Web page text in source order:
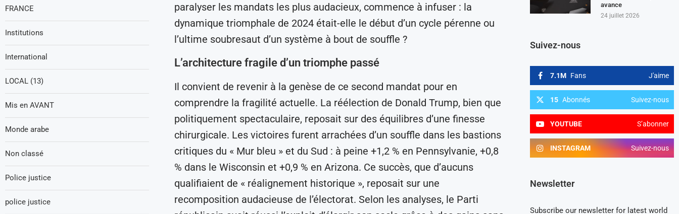
paralyser les mandats les plus audacieux, commence à infuser : la
dynamique triomphale de 2024 était-elle le début d’un cycle pérenne ou
l’ultime soubresaut d’un système à bout de souffle ?
L’architecture fragile d’un triomphe passé
Il convient de revenir à la genèse de ce second mandat pour en
comprendre la fragilité actuelle. La réélection de Donald Trump, bien que
politiquement spectaculaire, reposait sur des équilibres d’une finesse
chirurgicale. Les victoires furent arrachées d’un souffle dans les bastions
critiques du « Mur bleu » et du Sud : à peine +1,2 % en Pennsylvanie, +0,8
% dans le Wisconsin et +0,9 % en Arizona. Ce succès, que d’aucuns
qualifiaient de « réalignement historique », reposait sur une
recomposition audacieuse de l’électorat. Selon les analyses, le Parti
avance
24 juillet 2026
Suivez-nous
7.1M Fans J'aime
15 Abonnés Suivez-nous
YOUTUBE S’abonner
INSTAGRAM Suivez-nous
Newsletter
Subscribe our newsletter for latest world
FRANCE
Institutions
International
LOCAL (13)
Mis en AVANT
Monde arabe
Non classé
Police justice
police justice